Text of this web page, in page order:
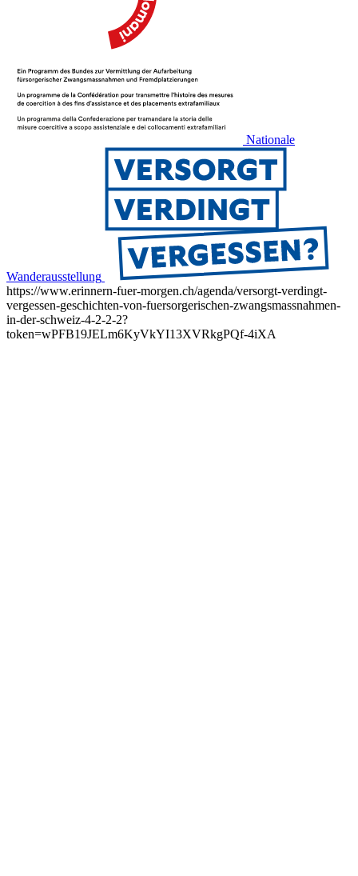
Nationale
Wanderausstellung
https://www.erinnern-fuer-morgen.ch/agenda/versorgt-verdingt-
vergessen-geschichten-von-fuersorgerischen-zwangsmassnahmen-
in-der-schweiz-4-2-2-2?
token=wPFB19JELm6KyVkYI13XVRkgPQf-4iXA